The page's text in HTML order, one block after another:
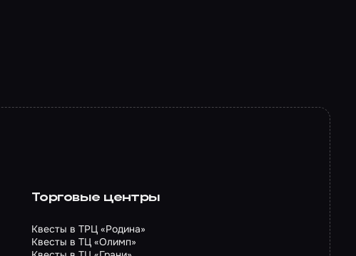
Торговые центры
Квесты в ТРЦ «Родина»
Квесты в ТЦ «Олимп»